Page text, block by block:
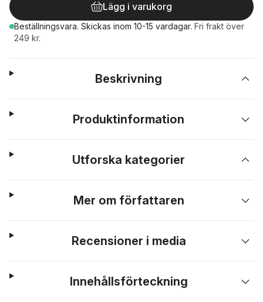
Lägg i varukorg
Beställningsvara. Skickas inom 10-15 vardagar. Fri frakt över
249 kr.
Beskrivning
Produktinformation
Utforska kategorier
Mer om författaren
Recensioner i media
Innehållsförteckning